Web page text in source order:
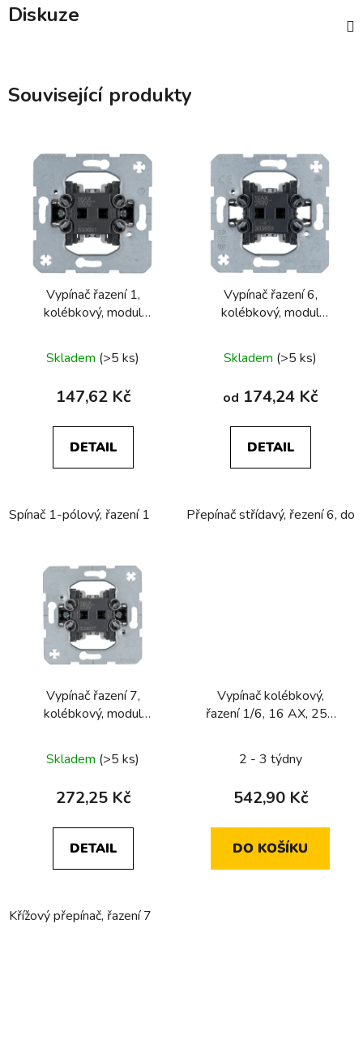
Diskuze
Související produkty
Vypínač řazení 1,
kolébkový, modul
Skladem (>5 ks)
147,62 Kč
DETAIL
Spínač 1-pólový, řazení 1
Vypínač řazení 6,
kolébkový, modul
Skladem (>5 ks)
od 174,24 Kč
DETAIL
Přepínač střídavý, řezení 6, do
Vypínač řazení 7,
kolébkový, modul
Skladem (>5 ks)
272,25 Kč
DETAIL
Křížový přepínač, řazení 7
Vypínač kolébkový,
řazení 1/6, 16 AX, 250
kulaté série
2 - 3 týdny
542,90 Kč
DO KOŠÍKU